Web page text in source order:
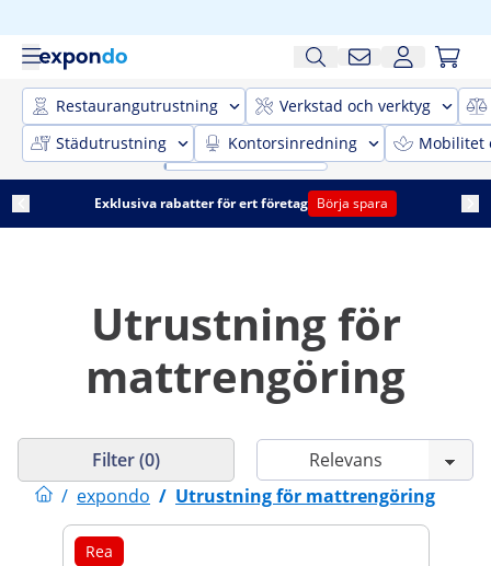
Restaurangutrustning
Verkstad och verktyg
Städutrustning
Kontorsinredning Mobilitet
Exklusiva rabatter för ert företag Börja spara
Utrustning för
mattrengöring
/ expondo / Utrustning för mattrengöring
Filter (0)
Rea